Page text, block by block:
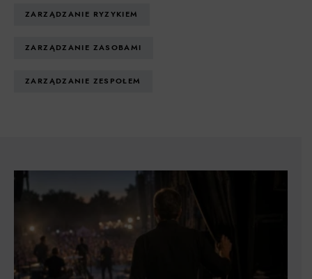
ZARZĄDZANIE RYZYKIEM
ZARZĄDZANIE ZASOBAMI
ZARZĄDZANIE ZESPOŁEM